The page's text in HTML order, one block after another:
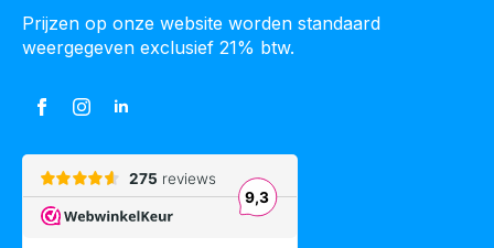
Prijzen op onze website worden standaard
weergegeven exclusief 21% btw.